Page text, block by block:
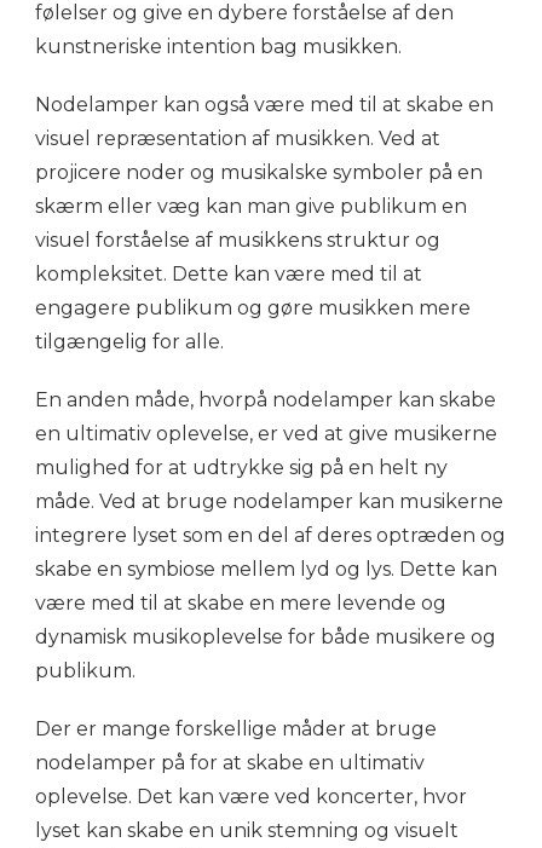
følelser og give en dybere forståelse af den
kunstneriske intention bag musikken.
Nodelamper kan også være med til at skabe en
visuel repræsentation af musikken. Ved at
projicere noder og musikalske symboler på en
skærm eller væg kan man give publikum en
visuel forståelse af musikkens struktur og
kompleksitet. Dette kan være med til at
engagere publikum og gøre musikken mere
tilgængelig for alle.
En anden måde, hvorpå nodelamper kan skabe
en ultimativ oplevelse, er ved at give musikerne
mulighed for at udtrykke sig på en helt ny
måde. Ved at bruge nodelamper kan musikerne
integrere lyset som en del af deres optræden og
skabe en symbiose mellem lyd og lys. Dette kan
være med til at skabe en mere levende og
dynamisk musikoplevelse for både musikere og
publikum.
Der er mange forskellige måder at bruge
nodelamper på for at skabe en ultimativ
oplevelse. Det kan være ved koncerter, hvor
lyset kan skabe en unik stemning og visuelt